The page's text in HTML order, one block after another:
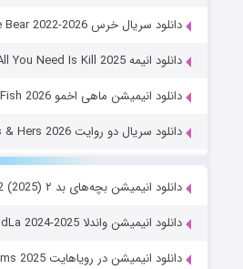
دانلود سریال خرس The Bear 2022-2026
دانلود انیمه All You Need Is Kill 2025
دانلود انیمیشن ماهی اخمو The Pout-Pout Fish 2026
دانلود سریال دو روایت His & Hers 2026
دانلود انیمیشن بچه‌های بد ۲ The Bad Guys 2 (2025)
دانلود انیمیشن واندلا WondLa 2024-2025
دانلود انیمیشن در رویاهایت In Your Dreams 2025